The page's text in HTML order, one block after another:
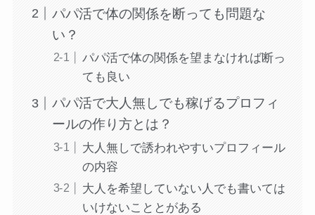
パパ活で体の関係を断っても問題な
い？
パパ活で体の関係を望まなければ断っ
ても良い
パパ活で大人無しでも稼げるプロフィ
ールの作り方とは？
大人無しで誘われやすいプロフィール
の内容
大人を希望していない人でも書いては
いけないこととがある